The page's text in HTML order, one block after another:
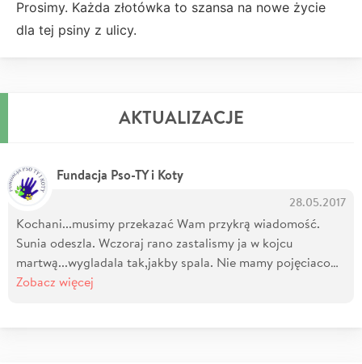
Prosimy. Każda złotówka to szansa na nowe życie
dla tej psiny z ulicy.
AKTUALIZACJE
Fundacja Pso-TY i Koty
28.05.2017
Kochani...musimy przekazać Wam przykrą wiadomość.
Sunia odeszla. Wczoraj rano zastalismy ja w kojcu
martwą...wygladala tak,jakby spala. Nie mamy pojęciaco…
Zobacz więcej